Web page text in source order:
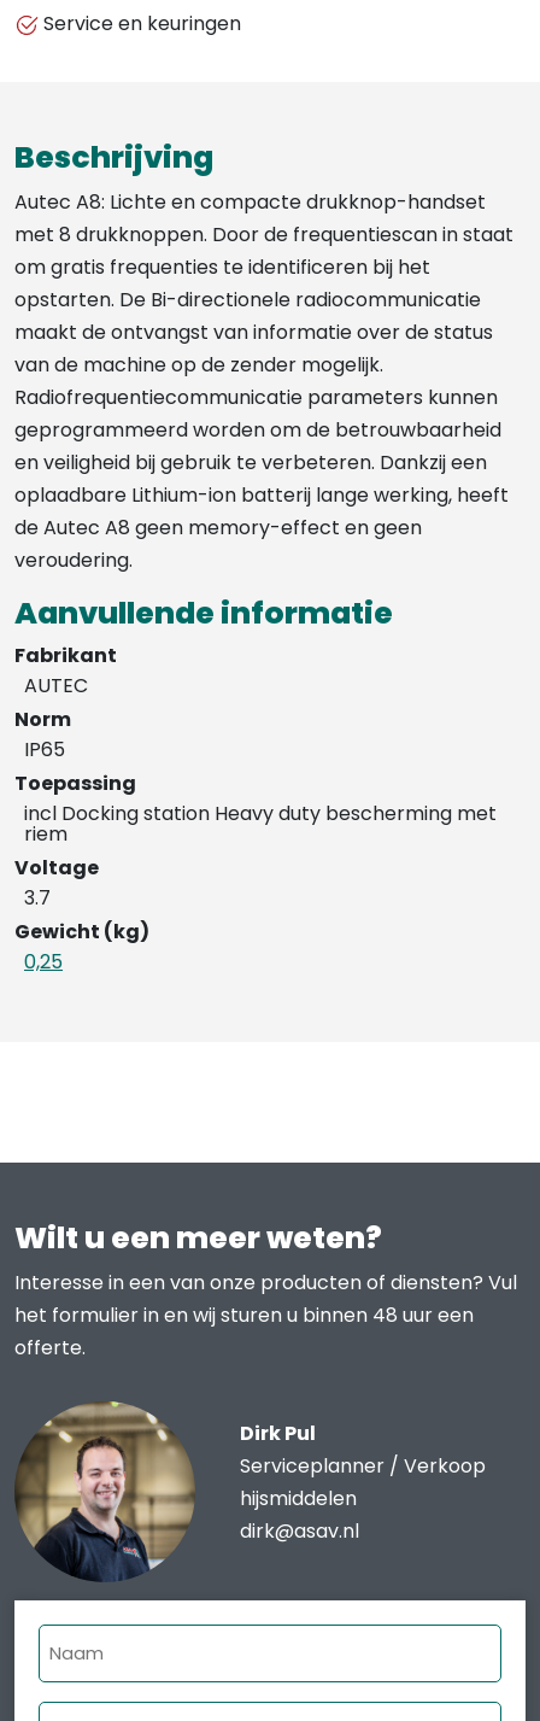
Service en keuringen
Beschrijving
Autec A8: Lichte en compacte drukknop-handset
met 8 drukknoppen. Door de frequentiescan in staat
om gratis frequenties te identificeren bij het
opstarten. De Bi-directionele radiocommunicatie
maakt de ontvangst van informatie over de status
van de machine op de zender mogelijk.
Radiofrequentiecommunicatie parameters kunnen
geprogrammeerd worden om de betrouwbaarheid
en veiligheid bij gebruik te verbeteren. Dankzij een
oplaadbare Lithium-ion batterij lange werking, heeft
de Autec A8 geen memory-effect en geen
veroudering.
Aanvullende informatie
Fabrikant
AUTEC
Norm
IP65
Toepassing
incl Docking station Heavy duty bescherming met
riem
Voltage
3.7
Gewicht (kg)
0,25
Wilt u een meer weten?
Interesse in een van onze producten of diensten? Vul
het formulier in en wij sturen u binnen 48 uur een
offerte.
Dirk Pul
Serviceplanner / Verkoop
hijsmiddelen
dirk@asav.nl
Naam